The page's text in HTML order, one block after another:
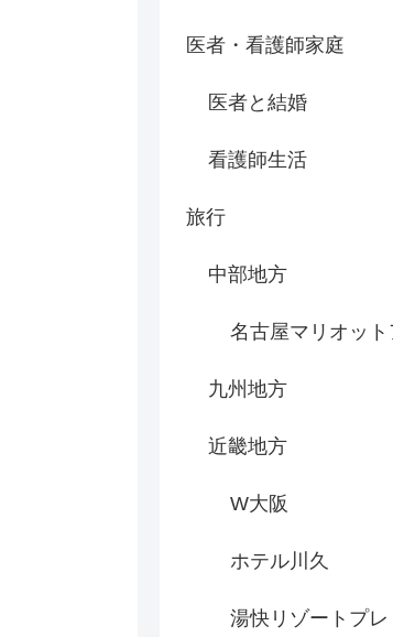
医者・看護師家庭
医者と結婚
看護師生活
旅行
中部地方
名古屋マリオッ
九州地方
近畿地方
W大阪
ホテル川久
湯快リゾートプ